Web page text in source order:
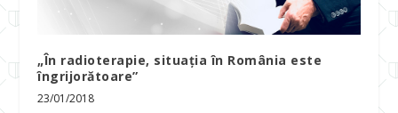
„În radioterapie, situația în România este
îngrijorătoare”
23/01/2018